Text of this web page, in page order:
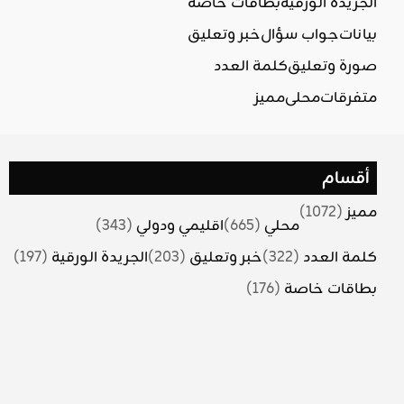
بياناتجواب سؤالخبر وتعليق
صورة وتعليقكلمة العدد
متفرقاتمحليمميز
أقسام
مميز(1072)
محلي (665) اقليمي ودولي (343)
كلمة العدد (322) خبر وتعليق (203) الجريدة الورقية (197)
بطاقات خاصة (176)